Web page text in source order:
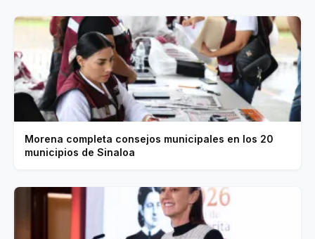
Morena completa consejos municipales en los 20
municipios de Sinaloa